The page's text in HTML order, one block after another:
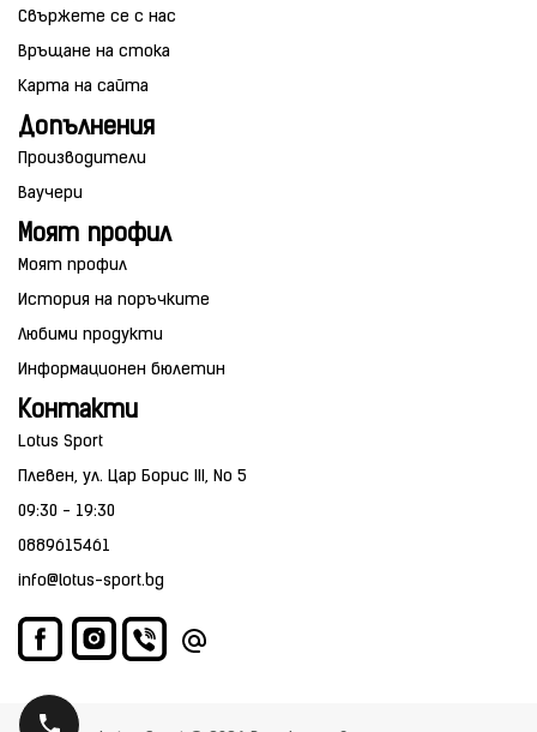
Свържете се с нас
Връщане на стока
Карта на сайта
Допълнения
Производители
Ваучери
Моят профил
Моят профил
История на поръчките
Любими продукти
Информационен бюлетин
Контакти
Lotus Sport
Плевен, ул. Цар Борис III, No 5
09:30 - 19:30
0889615461
info@lotus-sport.bg